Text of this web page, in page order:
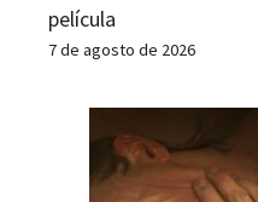
película
7 de agosto de 2026